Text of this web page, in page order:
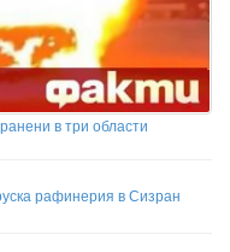
в три области
рафинерия в Сизран